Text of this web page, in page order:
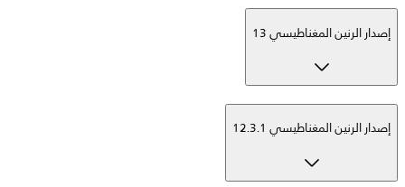
إصدار الرنين المغناطيسي 13
إصدار الرنين المغناطيسي 12.3.1